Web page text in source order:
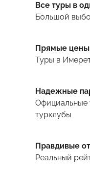
Все туры в
Большой
Прямые цены
Туры в
Надежные
Официальные
турклубы
Правдивые
Реальный